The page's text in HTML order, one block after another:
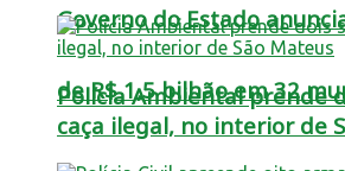
Governo do Estado
de R$ 1,5 bilhão em 32
Polícia Ambiental prende
caça ilegal, no interior de